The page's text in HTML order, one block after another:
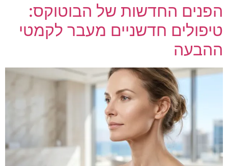
הפנים החדשות של הבוטוקס:
טיפולים חדשניים מעבר לקמטי
ההבעה